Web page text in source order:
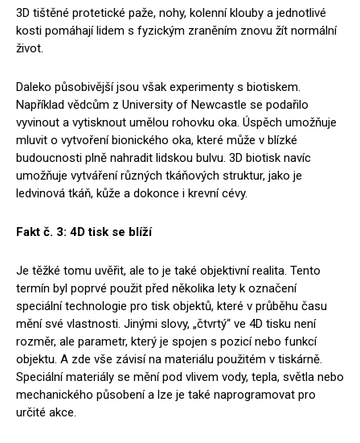
3D tištěné protetické paže, nohy, kolenní klouby a jednotlivé
kosti pomáhají lidem s fyzickým zraněním znovu žít normální
život.
Daleko působivější jsou však experimenty s biotiskem.
Například vědcům z University of Newcastle se podařilo
vyvinout a vytisknout umělou rohovku oka. Úspěch umožňuje
mluvit o vytvoření bionického oka, které může v blízké
budoucnosti plně nahradit lidskou bulvu. 3D biotisk navíc
umožňuje vytváření různých tkáňových struktur, jako je
ledvinová tkáň, kůže a dokonce i krevní cévy.
Fakt č. 3: 4D tisk se blíží
Je těžké tomu uvěřit, ale to je také objektivní realita. Tento
termín byl poprvé použit před několika lety k označení
speciální technologie pro tisk objektů, které v průběhu času
mění své vlastnosti. Jinými slovy, „čtvrtý“ ve 4D tisku není
rozměr, ale parametr, který je spojen s pozicí nebo funkcí
objektu. A zde vše závisí na materiálu použitém v tiskárně.
Speciální materiály se mění pod vlivem vody, tepla, světla nebo
mechanického působení a lze je také naprogramovat pro
určité akce.